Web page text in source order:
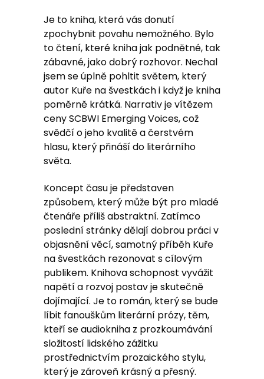
Je to kniha, která vás donutí
zpochybnit povahu nemožného. Bylo
to čtení, které kniha jak podnětné, tak
zábavné, jako dobrý rozhovor. Nechal
jsem se úplně pohltit světem, který
autor Kuře na švestkách i když je kniha
poměrně krátká. Narrativ je vítězem
ceny SCBWI Emerging Voices, což
svědčí o jeho kvalitě a čerstvém
hlasu, který přináší do literárního
světa.
Koncept času je představen
způsobem, který může být pro mladé
čtenáře příliš abstraktní. Zatímco
poslední stránky dělají dobrou práci v
objasnění věcí, samotný příběh Kuře
na švestkách rezonovat s cílovým
publikem. Knihova schopnost vyvážit
napětí a rozvoj postav je skutečně
dojímající. Je to román, který se bude
líbit fanouškům literární prózy, těm,
kteří se audiokniha z prozkoumávání
složitostí lidského zážitku
prostřednictvím prozaického stylu,
který je zároveň krásný a přesný.